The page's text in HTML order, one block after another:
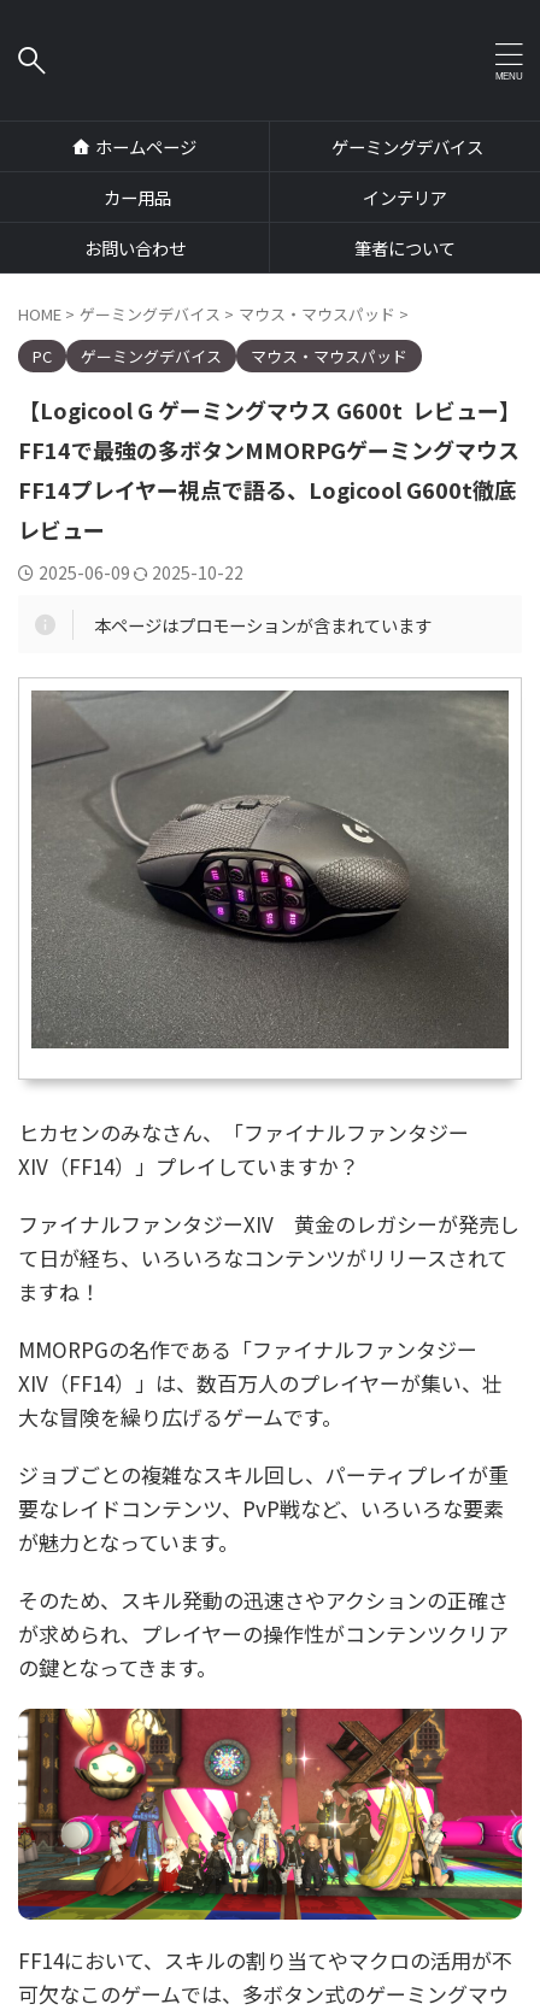
ホームページ
ゲーミングデバイス
カー用品
インテリア
お問い合わせ
筆者について
HOME > ゲーミングデバイス > マウス・マウスパッド >
PC
ゲーミングデバイス マウス・マウスパッド
【Logicool G ゲーミングマウス G600t レビュー】
FF14で最強の多ボタンMMORPGゲーミングマウス
FF14プレイヤー視点で語る、Logicool G600t徹底
レビュー
2025-06-09 2025-10-22
本ページはプロモーションが含まれています
ヒカセンのみなさん、「ファイナルファンタジー
XIV（FF14）」プレイしていますか？
ファイナルファンタジーXIV 黄金のレガシーが発売し
て日が経ち、いろいろなコンテンツがリリースされて
ますね！
MMORPGの名作である「ファイナルファンタジー
XIV（FF14）」は、数百万人のプレイヤーが集い、壮
大な冒険を繰り広げるゲームです。
ジョブごとの複雑なスキル回し、パーティプレイが重
要なレイドコンテンツ、PvP戦など、いろいろな要素
が魅力となっています。
そのため、スキル発動の迅速さやアクションの正確さ
が求められ、プレイヤーの操作性がコンテンツクリア
の鍵となってきます。
FF14において、スキルの割り当てやマクロの活用が不
可欠なこのゲームでは、多ボタン式のゲーミングマウ